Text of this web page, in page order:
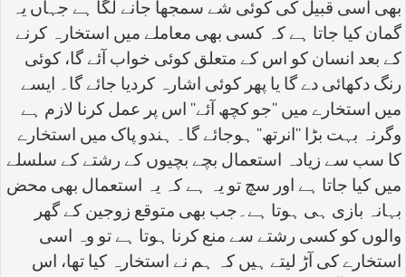
بھی اسی قبیل کی کوئی شے سمجھا جانے لگا ہے جہاں یہ
گمان کیا جاتا ہے کہ کسی بھی معاملے میں استخارہ کرنے
کے بعد انسان کو اس کے متعلق کوئی خواب آئے گا، کوئی
رنگ دکھائی دے گا یا پھر کوئی اشارہ کردیا جائے گا۔ ایسے
میں استخارے میں ''جو کچھ آئے'' اس پر عمل کرنا لازم ہے
وگرنہ بہت بڑا ''انرتھ'' ہوجائے گا۔ ہندو پاک میں استخارے
کا سب سے زیادہ استعمال بچے بچیوں کے رشتے کے سلسلے
میں کیا جاتا ہے اور سچ تو یہ ہے کہ یہ استعمال بھی محض
بہانہ بازی ہی ہوتا ہے۔جب بھی متوقع زوجین کے گھر
والوں کو کسی رشتے سے منع کرنا ہوتا ہے تو وہ اسی
استخارے کی آڑ لیتے ہیں کہ ہم نے استخارہ کیا تھا، اس